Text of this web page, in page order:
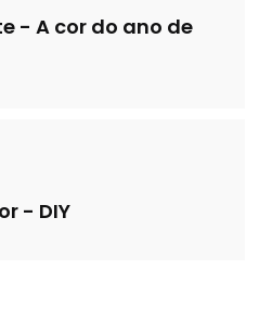
- A cor do ano de
- DIY